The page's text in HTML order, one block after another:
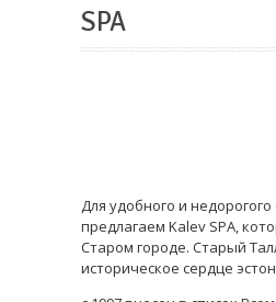
SPA
Для удобного и
предлагаем Kalev SPA,
Старом городе. Старый
историческое сердце